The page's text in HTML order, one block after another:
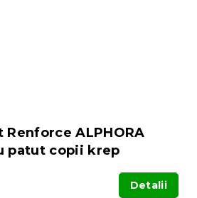
ALPHORA
patut copii krep
Detalii